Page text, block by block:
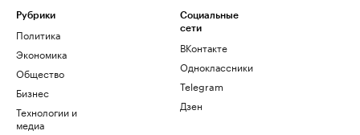
Рубрики
Политика
Экономика
Общество
Бизнес
Технологии и
медиа
Социальные
сети
ВКонтакте
Одноклассники
Telegram
Дзен